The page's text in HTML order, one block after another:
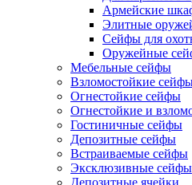
Армейские
Элитные
Сейфы для
Оружейные
Мебельные сейфы
Взломостойкие
Огнестойкие сейфы
Огнестойкие и
Гостиничные сейфы
Депозитные сейфы
Встраиваемые сейфы
Эксклюзивные сейфы
Депозитные ячейки